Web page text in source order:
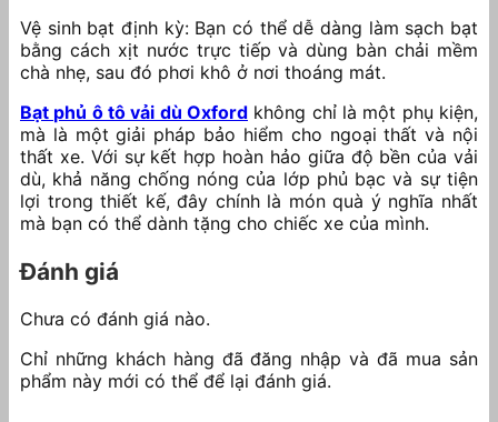
Vệ sinh bạt định kỳ: Bạn có thể dễ dàng làm sạch bạt
bằng cách xịt nước trực tiếp và dùng bàn chải mềm
chà nhẹ, sau đó phơi khô ở nơi thoáng mát.
Bạt phủ ô tô vải dù Oxford không chỉ là một phụ kiện,
mà là một giải pháp bảo hiểm cho ngoại thất và nội
thất xe. Với sự kết hợp hoàn hảo giữa độ bền của vải
dù, khả năng chống nóng của lớp phủ bạc và sự tiện
lợi trong thiết kế, đây chính là món quà ý nghĩa nhất
mà bạn có thể dành tặng cho chiếc xe của mình.
Đánh giá
Chưa có đánh giá nào.
Chỉ những khách hàng đã đăng nhập và đã mua sản
phẩm này mới có thể để lại đánh giá.